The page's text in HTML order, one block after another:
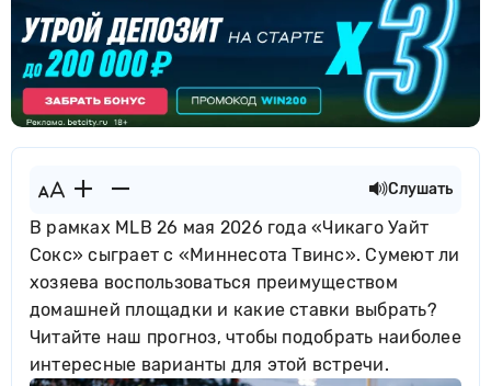
Слушать
В рамках MLB 26 мая 2026 года «Чикаго Уайт
Сокс» сыграет с «Миннесота Твинс». Сумеют ли
хозяева воспользоваться преимуществом
домашней площадки и какие ставки выбрать?
Читайте наш прогноз, чтобы подобрать наиболее
интересные варианты для этой встречи.